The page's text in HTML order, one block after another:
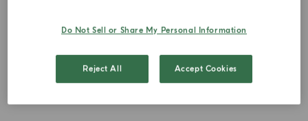
Do Not Sell or Share My Personal Information
Reject All Accept Cookies